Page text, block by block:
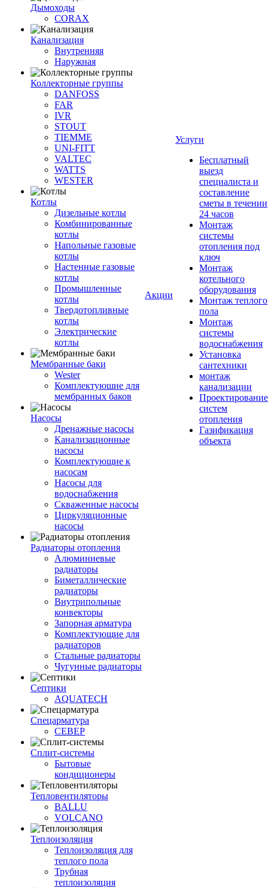
Дымоходы
CORAX
Канализация
Внутренняя
Наружная
Коллекторные группы
DANFOSS
FAR
IVR
STOUT
TIEMME
UNI-FITT
VALTEC
WATTS
WESTER
Котлы
Дизельные котлы
Комбинированные
котлы
Напольные газовые
котлы
Настенные газовые
котлы
Промышленные
котлы
Твердотопливные
котлы
Электрические
котлы
Мембранные баки
Wester
Комплектуюшие для
мембранных баков
Насосы
Дренажные насосы
Канализационные
насосы
Комплектующие к
насосам
Насосы для
водоснабжения
Скваженные насосы
Циркуляционные
насосы
Радиаторы отопления
Алюминиевые
радиаторы
Биметаллические
радиаторы
Внутрипольные
конвекторы
Запорная арматура
Комплектующие для
радиаторов
Стальные радиаторы
Чугунные радиаторы
Септики
AQUATECH
Спецарматура
СЕВЕР
Сплит-системы
Бытовые
кондиционеры
Тепловентиляторы
BALLU
VOLCANO
Теплоизоляция
Теплоизоляция для
теплого пола
Трубная
теплоизоляция
Акции
Услуги
Бесплатный
выезд
специалиста и
составление
сметы в течении
24 часов
Монтаж
системы
отопления под
ключ
Монтаж
котельного
оборудования
Монтаж теплого
пола
Монтаж
системы
водоснабжения
Установка
сантехники
монтаж
канализации
Проектирование
систем
отопления
Газификация
объекта